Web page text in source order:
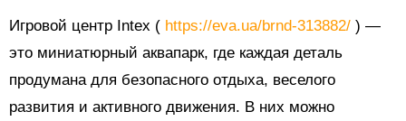
Игровой центр Intex ( https://eva.ua/brnd-313882/ ) —
это миниатюрный аквапарк, где каждая деталь
продумана для безопасного отдыха, веселого
развития и активного движения. В них можно